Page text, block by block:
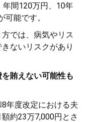
間120万円、10年
能です。
では、病気やリス
ないリスクがあり
賄えない可能性も
年度改定における夫
約23万7,000円とさ